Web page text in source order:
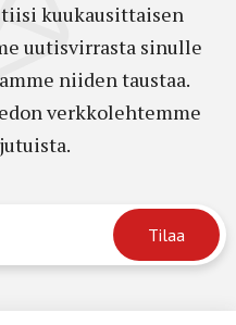
kuukausittaisen
uutisvirrasta sinulle
niiden taustaa.
verkkolehtemme